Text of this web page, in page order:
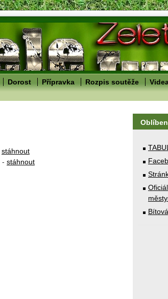
Dorost Přípravka Rozpis soutěže
stáhnout
- stáhnout